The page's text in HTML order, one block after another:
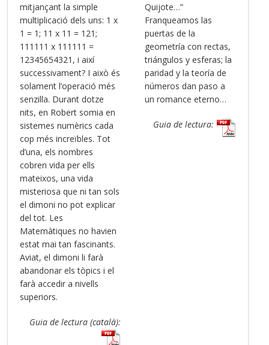
mitjançant la simple
multiplicació dels uns: 1 x
1 = 1; 11 x 11 = 121;
111111 x 111111 =
12345654321, i així
successivament? I això és
solament l’operació més
senzilla. Durant dotze
nits, en Robert somia en
sistemes numèrics cada
cop més increïbles. Tot
d’una, els nombres
cobren vida per ells
mateixos, una vida
misteriosa que ni tan sols
el dimoni no pot explicar
del tot. Les
Matemàtiques no havien
estat mai tan fascinants.
Aviat, el dimoni li farà
abandonar els tòpics i el
farà accedir a nivells
superiors.
Guia de lectura (català):
Quijote…”
Franqueamos las
puertas de la
geometría con rectas,
triángulos y esferas; la
paridad y la teoría de
números dan paso a
un romance eterno…
Guia de lectura: